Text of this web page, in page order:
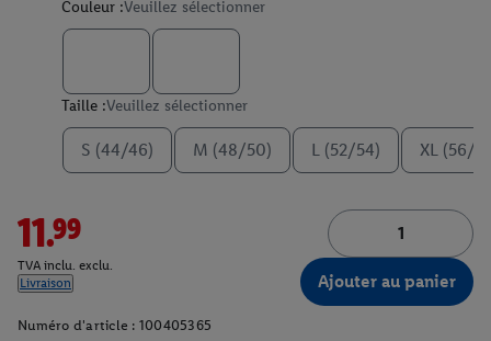
Couleur :Veuillez sélectionner
Taille :Veuillez sélectionner
S (44/46) M (48/50) L (52/54) XL (56/
11.99
TVA inclu. exclu.
Livraison
Ajouter au panier
Numéro d'article : 100405365